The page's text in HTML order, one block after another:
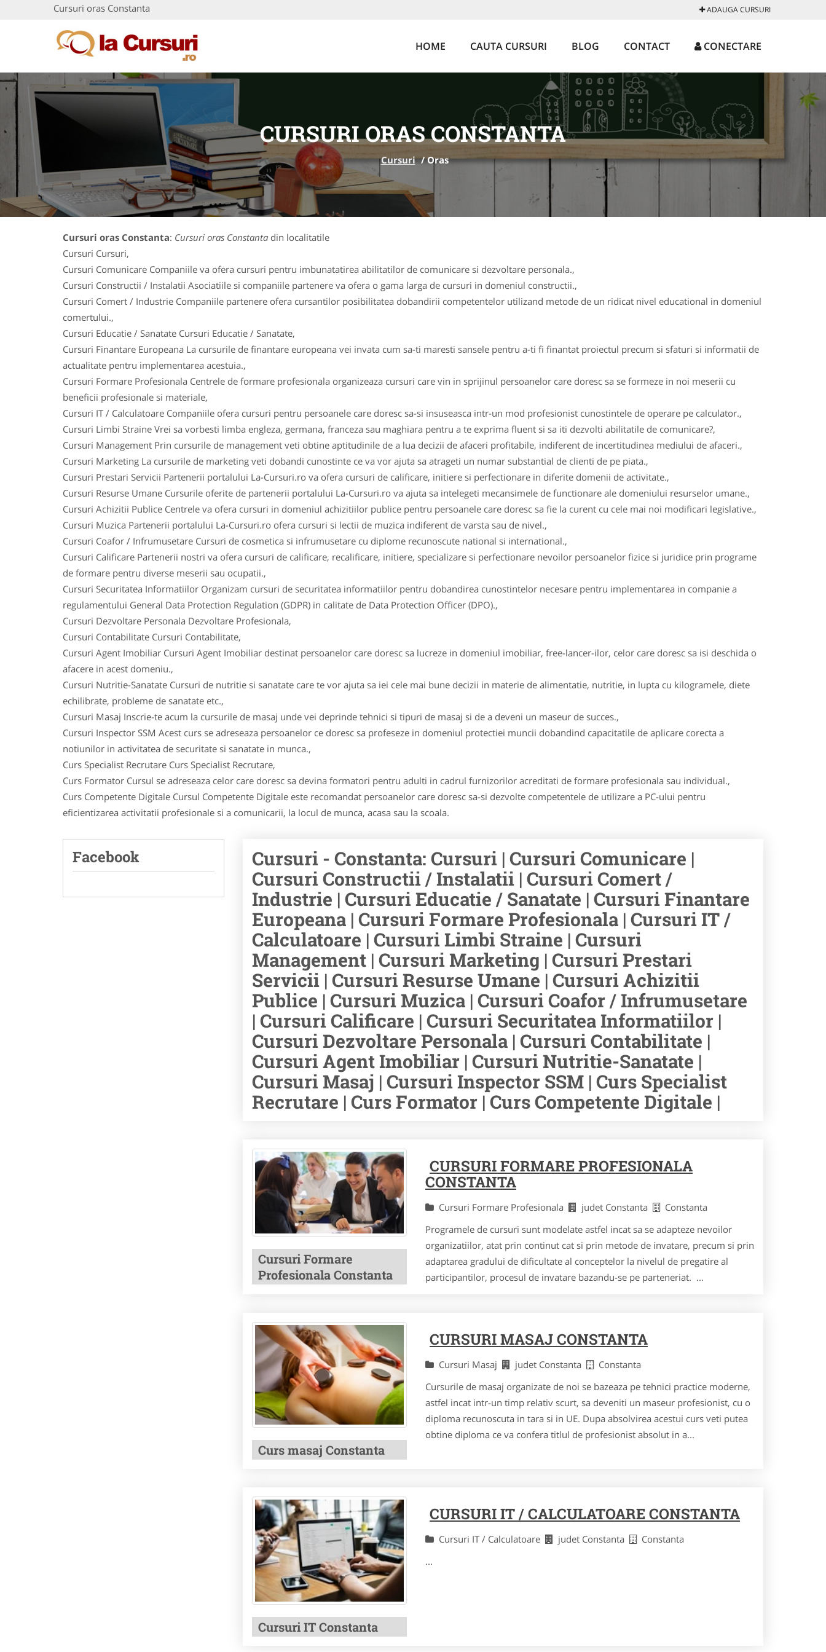
Cursuri oras Constanta ADAUGA CURSURI
HOME CAUTA CURSURI BLOG CONTACT CONECTARE
CURSURI ORAS CONSTANTA
Cursuri /Oras
Cursuri oras Constanta: Cursuri oras Constanta din localitatile
Cursuri Cursuri,
Cursuri Comunicare Companiile va ofera cursuri pentru imbunatatirea abilitatilor de comunicare si dezvoltare personala.,
Cursuri Constructii / Instalatii Asociatiile si companiile partenere va ofera o gama larga de cursuri in domeniul constructii.,
Cursuri Comert / Industrie Companiile partenere ofera cursantilor posibilitatea dobandirii competentelor utilizand metode de un ridicat nivel educational in domeniul
comertului.,
Cursuri Educatie / Sanatate Cursuri Educatie / Sanatate,
Cursuri Finantare Europeana La cursurile de finantare europeana vei invata cum sa-ti maresti sansele pentru a-ti fi finantat proiectul precum si sfaturi si informatii de
actualitate pentru implementarea acestuia.,
Cursuri Formare Profesionala Centrele de formare profesionala organizeaza cursuri care vin in sprijinul persoanelor care doresc sa se formeze in noi meserii cu
beneficii profesionale si materiale,
Cursuri IT / Calculatoare Companiile ofera cursuri pentru persoanele care doresc sa-si insuseasca intr-un mod profesionist cunostintele de operare pe calculator.,
Cursuri Limbi Straine Vrei sa vorbesti limba engleza, germana, franceza sau maghiara pentru a te exprima fluent si sa iti dezvolti abilitatile de comunicare?,
Cursuri Management Prin cursurile de management veti obtine aptitudinile de a lua decizii de afaceri profitabile, indiferent de incertitudinea mediului de afaceri.,
Cursuri Marketing La cursurile de marketing veti dobandi cunostinte ce va vor ajuta sa atrageti un numar substantial de clienti de pe piata.,
Cursuri Prestari Servicii Partenerii portalului La-Cursuri.ro va ofera cursuri de calificare, initiere si perfectionare in diferite domenii de activitate.,
Cursuri Resurse Umane Cursurile oferite de partenerii portalului La-Cursuri.ro va ajuta sa intelegeti mecansimele de functionare ale domeniului resurselor umane.,
Cursuri Achizitii Publice Centrele va ofera cursuri in domeniul achizitiilor publice pentru persoanele care doresc sa fie la curent cu cele mai noi modificari legislative.,
Cursuri Muzica Partenerii portalului La-Cursuri.ro ofera cursuri si lectii de muzica indiferent de varsta sau de nivel.,
Cursuri Coafor / Infrumusetare Cursuri de cosmetica si infrumusetare cu diplome recunoscute national si international.,
Cursuri Calificare Partenerii nostri va ofera cursuri de calificare, recalificare, initiere, specializare si perfectionare nevoilor persoanelor fizice si juridice prin programe
de formare pentru diverse meserii sau ocupatii.,
Cursuri Securitatea Informatiilor Organizam cursuri de securitatea informatiilor pentru dobandirea cunostintelor necesare pentru implementarea in companie a
regulamentului General Data Protection Regulation (GDPR) in calitate de Data Protection Officer (DPO).,
Cursuri Dezvoltare Personala Dezvoltare Profesionala,
Cursuri Contabilitate Cursuri Contabilitate,
Cursuri Agent Imobiliar Cursuri Agent Imobiliar destinat persoanelor care doresc sa lucreze in domeniul imobiliar, free-lancer-ilor, celor care doresc sa isi deschida o
afacere in acest domeniu.,
Cursuri Nutritie-Sanatate Cursuri de nutritie si sanatate care te vor ajuta sa iei cele mai bune decizii in materie de alimentatie, nutritie, in lupta cu kilogramele, diete
echilibrate, probleme de sanatate etc.,
Cursuri Masaj Inscrie-te acum la cursurile de masaj unde vei deprinde tehnici si tipuri de masaj si de a deveni un maseur de succes.,
Cursuri Inspector SSM Acest curs se adreseaza persoanelor ce doresc sa profeseze in domeniul protectiei muncii dobandind capacitatile de aplicare corecta a
notiunilor in activitatea de securitate si sanatate in munca.,
Curs Specialist Recrutare Curs Specialist Recrutare,
Curs Formator Cursul se adreseaza celor care doresc sa devina formatori pentru adulti in cadrul furnizorilor acreditati de formare profesionala sau individual.,
Curs Competente Digitale Cursul Competente Digitale este recomandat persoanelor care doresc sa-si dezvolte competentele de utilizare a PC-ului pentru
eficientizarea activitatii profesionale si a comunicarii, la locul de munca, acasa sau la scoala.
Facebook
Cursuri - Constanta: Cursuri | Cursuri Comunicare |
Cursuri Constructii / Instalatii | Cursuri Comert /
Industrie | Cursuri Educatie / Sanatate | Cursuri Finantare
Europeana | Cursuri Formare Profesionala | Cursuri IT /
Calculatoare | Cursuri Limbi Straine | Cursuri
Management | Cursuri Marketing | Cursuri Prestari
Servicii | Cursuri Resurse Umane | Cursuri Achizitii
Publice | Cursuri Muzica | Cursuri Coafor / Infrumusetare
| Cursuri Calificare | Cursuri Securitatea Informatiilor |
Cursuri Dezvoltare Personala | Cursuri Contabilitate |
Cursuri Agent Imobiliar | Cursuri Nutritie-Sanatate |
Cursuri Masaj | Cursuri Inspector SSM | Curs Specialist
Recrutare | Curs Formator | Curs Competente Digitale |
Cursuri Formare
Profesionala Constanta
CURSURI FORMARE PROFESIONALA
CONSTANTA
Cursuri Formare Profesionala judet Constanta
Constanta
Programele de cursuri sunt modelate astfel incat sa se adapteze nevoilor
organizatiilor, atat prin continut cat si prin metode de invatare, precum si prin
adaptarea gradului de dificultate al conceptelor la nivelul de pregatire al
participantilor, procesul de invatare bazandu-se pe parteneriat. ...
Curs masaj Constanta
CURSURI MASAJ CONSTANTA
Cursuri Masaj judet Constanta
Constanta
Cursurile de masaj organizate de noi se bazeaza pe tehnici practice moderne,
astfel incat intr-un timp relativ scurt, sa deveniti un maseur profesionist, cu o
diploma recunoscuta in tara si in UE. Dupa absolvirea acestui curs veti putea
obtine diploma ce va confera titlul de profesionist absolut in a...
Cursuri IT Constanta
CURSURI IT / CALCULATOARE CONSTANTA
Cursuri IT / Calculatoare judet Constanta
Constanta
...